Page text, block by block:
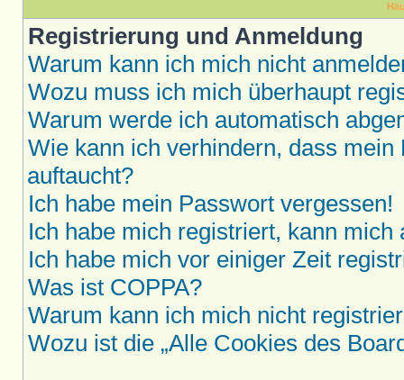
Registrierung und Anmeldung
Warum kann ich mich nicht
Wozu muss ich mich überhaupt
Warum werde ich automatisch
Wie kann ich verhindern, dass
auftaucht?
Ich habe mein Passwort vergessen!
Ich habe mich registriert, kann mich
Ich habe mich vor einiger Zeit
Was ist COPPA?
Warum kann ich mich nicht
Wozu ist die „Alle Cookies des